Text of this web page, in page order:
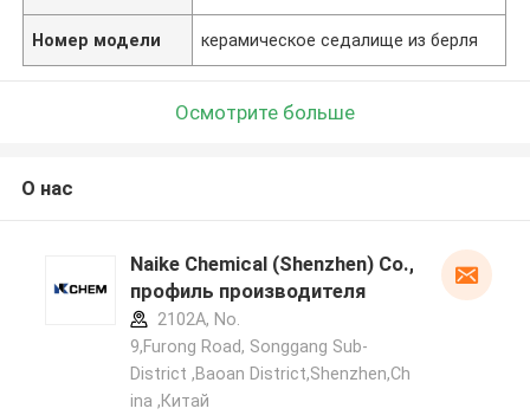
Номер модели керамическое седалище из берля
Осмотрите больше
О нас
Naike Chemical (Shenzhen) Co., Ltd
профиль производителя
2102A, No.
9,Furong Road, Songgang Sub-
District ,Baoan District,Shenzhen,Ch
ina ,Китай